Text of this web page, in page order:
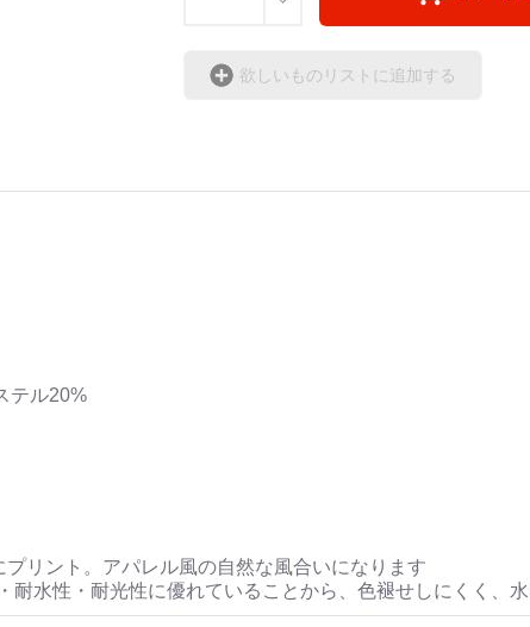
欲しいものリストに追加する
テル20%
リント。アパレル風の自然な風合いになります
耐水性・耐光性に優れていることから、色褪せしにくく、